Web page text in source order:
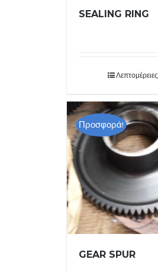
SEALING RING
Λεπτομέρειες
Προσφορά!
GEAR SPUR